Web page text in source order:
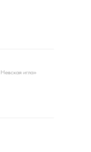
игла»